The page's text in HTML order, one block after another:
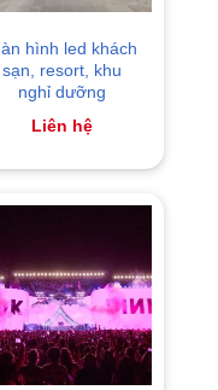
hình led khách
sạn, resort, khu
nghỉ dưỡng
Liên hệ